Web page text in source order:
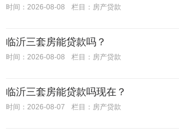
时间：2026-08-08 栏目： 房产贷款
临沂三套房能贷款吗？
时间：2026-08-08 栏目： 房产贷款
临沂三套房能贷款吗现在？
时间：2026-08-07 栏目： 房产贷款